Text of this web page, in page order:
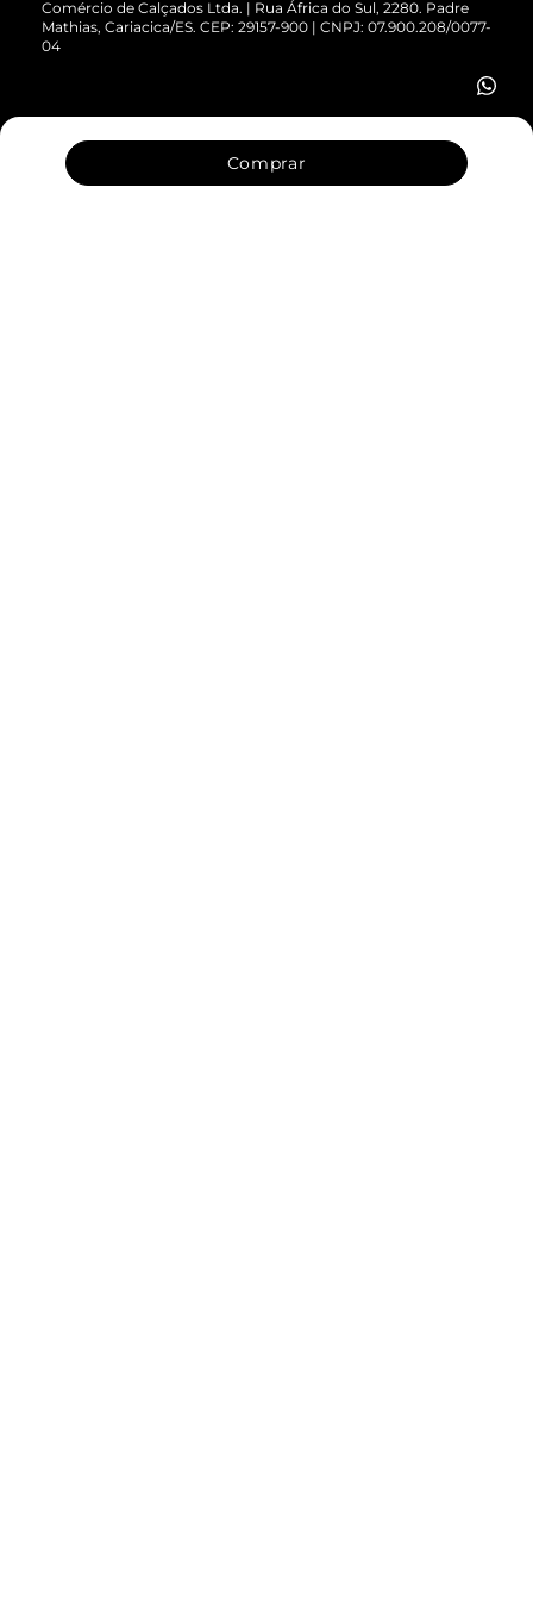
Comprar
Vendas Corporativas
Comércio de Calçados Ltda. | Rua África do Sul, 2280. Padre
Mathias, Cariacica/ES. CEP: 29157-900 | CNPJ: 07.900.208/0077-
04